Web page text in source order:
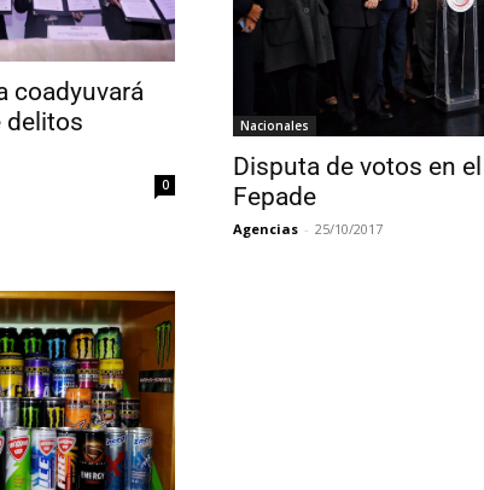
coadyuvará
delitos
0
Nacionales
Disputa de votos en
Fepade
Agencias - 25/10/2017